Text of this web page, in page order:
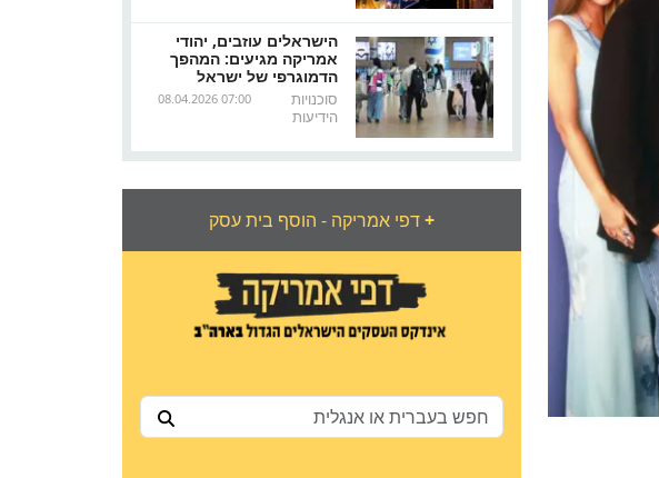
הישראלים עוזבים, יהודי
אמריקה מגיעים: המהפך
הדמוגרפי של ישראל
08.04.2026 07:00
סוכנויות
הידיעות
דפי אמריקה - הוסף בית עסק+